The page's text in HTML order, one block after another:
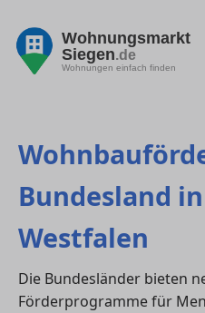
Wohnungsmarkt
Siegen.de
Wohnungen einfach finden
Bundesland
Westfalen
Die Bundesländer bieten
Förderprogramme für